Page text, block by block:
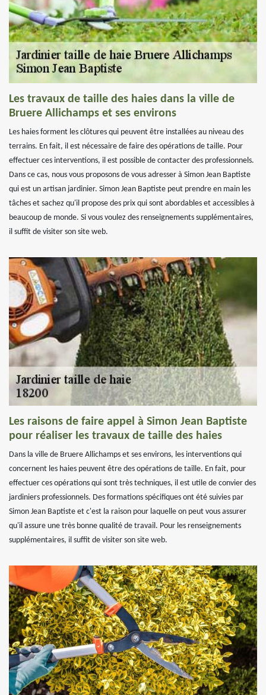
Les travaux de taille des haies dans la ville de
Bruere Allichamps et ses environs
Les haies forment les clôtures qui peuvent être installées au niveau des
terrains. En fait, il est nécessaire de faire des opérations de taille. Pour
effectuer ces interventions, il est possible de contacter des professionnels.
Dans ce cas, nous vous proposons de vous adresser à Simon Jean Baptiste
qui est un artisan jardinier. Simon Jean Baptiste peut prendre en main les
tâches et sachez qu'il propose des prix qui sont abordables et accessibles à
beaucoup de monde. Si vous voulez des renseignements supplémentaires,
il suffit de visiter son site web.
Les raisons de faire appel à Simon Jean Baptiste
pour réaliser les travaux de taille des haies
Dans la ville de Bruere Allichamps et ses environs, les interventions qui
concernent les haies peuvent être des opérations de taille. En fait, pour
effectuer ces opérations qui sont très techniques, il est utile de convier des
jardiniers professionnels. Des formations spécifiques ont été suivies par
Simon Jean Baptiste et c'est la raison pour laquelle on peut vous assurer
qu'il assure une très bonne qualité de travail. Pour les renseignements
supplémentaires, il suffit de visiter son site web.